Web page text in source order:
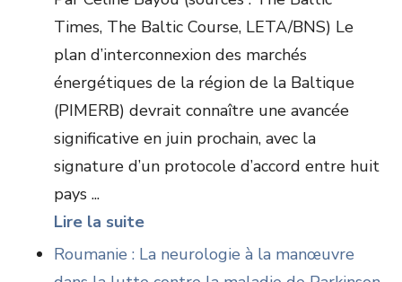
Times, The Baltic Course, LETA/BNS) Le
plan d’interconnexion des marchés
énergétiques de la région de la Baltique
(PIMERB) devrait connaître une avancée
significative en juin prochain, avec la
signature d’un protocole d’accord entre huit
pays ...
Lire la suite
Roumanie : La neurologie à la manœuvre